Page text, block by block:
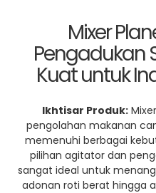
Mixer
Pengadukan
Kuat untuk
Ikhtisar Produk:
pengolahan makanan
memenuhi berbagai
pilihan agitator dan
sangat ideal untuk
adonan roti berat hingga